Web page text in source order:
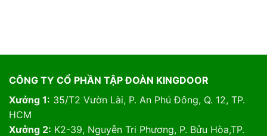
CÔNG TY CỔ PHẦN TẬP ĐOÀN KINGDOOR
Xưởng 1: 35/T2 Vườn Lài, P. An Phú Đông, Q. 12, TP.
HCM
Xưởng 2: K2-39, Nguyễn Tri Phương, P. Bửu Hòa,TP.